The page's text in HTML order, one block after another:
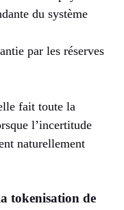
du système
par les réserves
fait toute la
l’incertitude
naturellement
tokenisation de